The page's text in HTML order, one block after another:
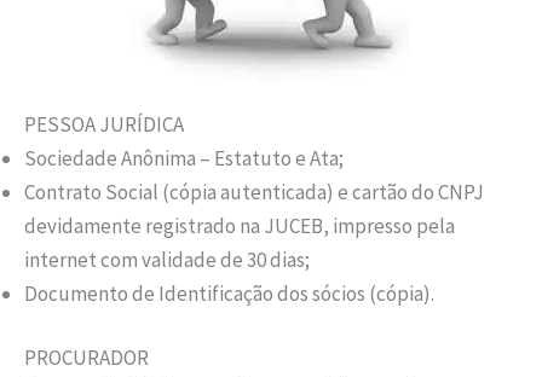
PESSOA JURÍDICA
Sociedade Anônima – Estatuto e Ata;
Contrato Social (cópia autenticada) e cartão do CNPJ
devidamente registrado na JUCEB, impresso pela
internet com validade de 30 dias;
Documento de Identificação dos sócios (cópia).
PROCURADOR